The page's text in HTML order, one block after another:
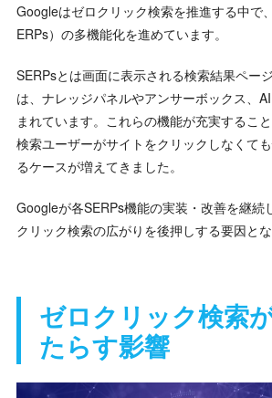
Googleはゼロクリック検索を推進する中で
ERPs）の多機能化を進めています。
SERPsとは画面に表示される検索結果ペー
は、ナレッジパネルやアンサーボックス、
まれています。これらの機能が充実するこ
検索ユーザーがサイトをクリックしなくて
るケースが増えてきました。
Googleが各SERPs機能の実装・改善を継続
クリック検索の広がりを後押しする要因とな
ゼロクリック検索
たらす影響